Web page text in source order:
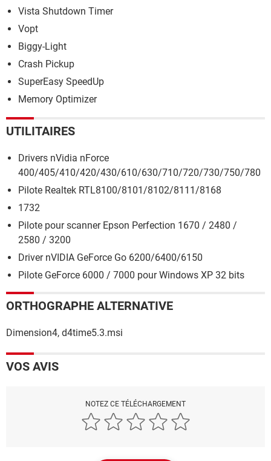
Vista Shutdown Timer
Vopt
Biggy-Light
Crash Pickup
SuperEasy SpeedUp
Memory Optimizer
UTILITAIRES
Drivers nVidia nForce
400/405/410/420/430/610/630/710/720/730/750/780
Pilote Realtek RTL8100/8101/8102/8111/8168
1732
Pilote pour scanner Epson Perfection 1670 / 2480 /
2580 / 3200
Driver nVIDIA GeForce Go 6200/6400/6150
Pilote GeForce 6000 / 7000 pour Windows XP 32 bits
ORTHOGRAPHE ALTERNATIVE
Dimension4, d4time5.3.msi
VOS AVIS
NOTEZ CE TÉLÉCHARGEMENT